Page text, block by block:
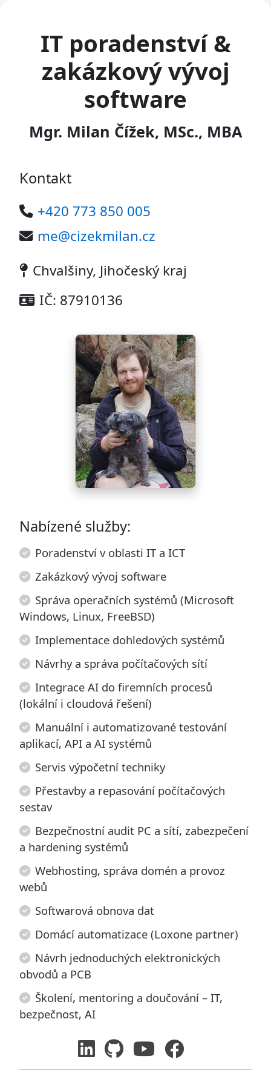
IT poradenství &
zakázkový vývoj
software
Mgr. Milan Čížek, MSc., MBA
Kontakt
+420 773 850 005
me@cizekmilan.cz
Chvalšiny, Jihočeský kraj
IČ: 87910136
Nabízené služby:
Poradenství v oblasti IT a ICT
Zakázkový vývoj software
Správa operačních systémů (Microsoft
Windows, Linux, FreeBSD)
Implementace dohledových systémů
Návrhy a správa počítačových sítí
Integrace AI do firemních procesů
(lokální i cloudová řešení)
Manuální i automatizované testování
aplikací, API a AI systémů
Servis výpočetní techniky
Přestavby a repasování počítačových
sestav
Bezpečnostní audit PC a sítí, zabezpečení
a hardening systémů
Webhosting, správa domén a provoz
webů
Softwarová obnova dat
Domácí automatizace (Loxone partner)
Návrh jednoduchých elektronických
obvodů a PCB
Školení, mentoring a doučování – IT,
bezpečnost, AI